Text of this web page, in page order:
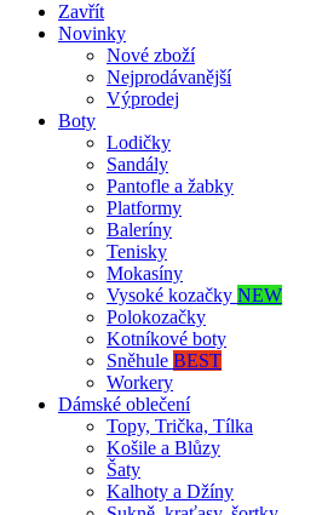
Zavřít
Novinky
Nové zboží
Nejprodávanější
Výprodej
Boty
Lodičky
Sandály
Pantofle a žabky
Platformy
Baleríny
Tenisky
Mokasíny
Vysoké kozačky NEW
Polokozačky
Kotníkové boty
Sněhule BEST
Workery
Dámské oblečení
Topy, Trička, Tílka
Košile a Blůzy
Šaty
Kalhoty a Džíny